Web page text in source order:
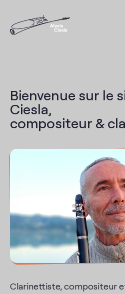
Bienvenue sur le
Ciesla,
compositeur &
Clarinettiste, compositeur
Liens